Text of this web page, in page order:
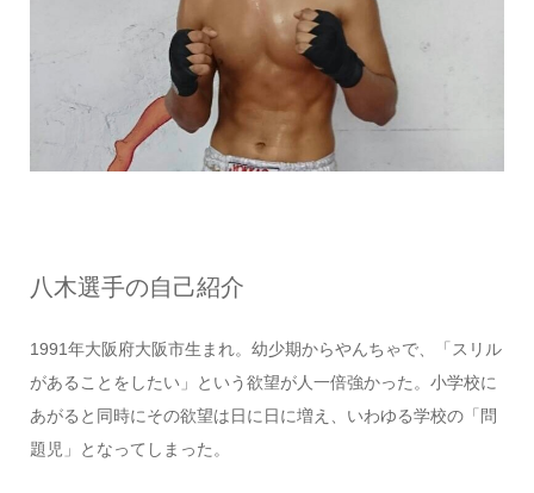
八木選手の自己紹介
1991年大阪府大阪市生まれ。幼少期からやんちゃで、「スリル
があることをしたい」という欲望が人一倍強かった。小学校に
あがると同時にその欲望は日に日に増え、いわゆる学校の「問
題児」となってしまった。